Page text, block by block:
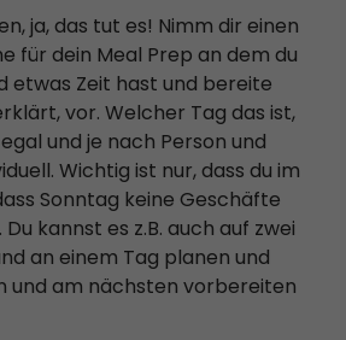
ja, das tut es! Nimm dir einen
für dein Meal Prep an dem du
etwas Zeit hast und bereite
vor. Welcher Tag das ist,
und je nach Person und
Wichtig ist nur, dass du im
Sonntag keine Geschäfte
kannst es z.B. auch auf zwei
an einem Tag planen und
und am nächsten vorbereiten